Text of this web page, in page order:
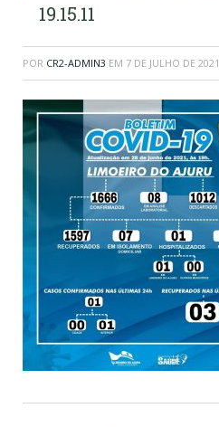
19.15.11
POR CR2-ADMIN3 EM 7 DE JULHO DE 2021